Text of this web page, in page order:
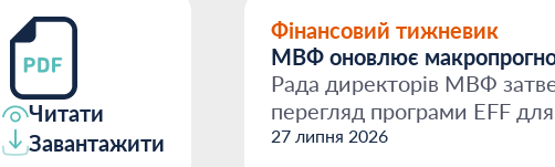
Читати
Завантажити
Фінансовий тижневик
МВФ оновлює
Рада директорів МВФ
перегляд програми EFF
розрахована на 48 місяці...
27 липня 2026